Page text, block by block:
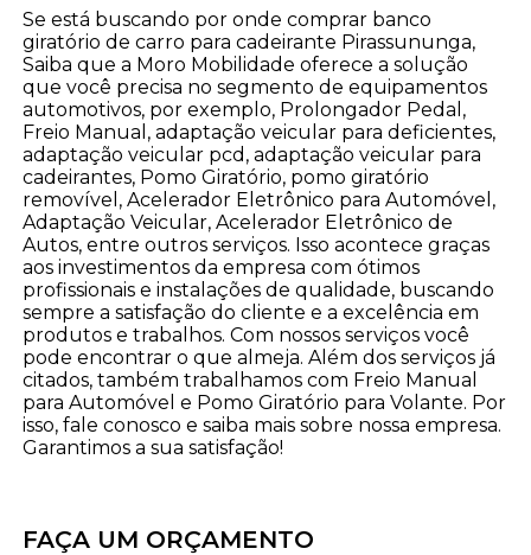
Se está buscando por onde comprar banco
giratório de carro para cadeirante Pirassununga,
Saiba que a Moro Mobilidade oferece a solução
que você precisa no segmento de equipamentos
automotivos, por exemplo, Prolongador Pedal,
Freio Manual, adaptação veicular para deficientes,
adaptação veicular pcd, adaptação veicular para
cadeirantes, Pomo Giratório, pomo giratório
removível, Acelerador Eletrônico para Automóvel,
Adaptação Veicular, Acelerador Eletrônico de
Autos, entre outros serviços. Isso acontece graças
aos investimentos da empresa com ótimos
profissionais e instalações de qualidade, buscando
sempre a satisfação do cliente e a excelência em
produtos e trabalhos. Com nossos serviços você
pode encontrar o que almeja. Além dos serviços já
citados, também trabalhamos com Freio Manual
para Automóvel e Pomo Giratório para Volante. Por
isso, fale conosco e saiba mais sobre nossa empresa.
Garantimos a sua satisfação!
FAÇA UM ORÇAMENTO